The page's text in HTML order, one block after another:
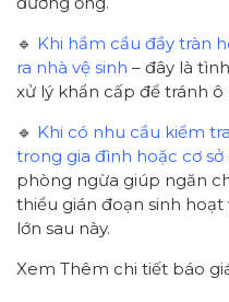
🔹 Khi hầm cầu đầy tràn
ra nhà vệ sinh – đây là
xử lý khẩn cấp để tránh
🔹 Khi có nhu cầu kiểm
trong gia đình hoặc cơ
phòng ngừa giúp ngăn
thiểu gián đoạn sinh
lớn sau này.
Xem Thêm chi tiết báo